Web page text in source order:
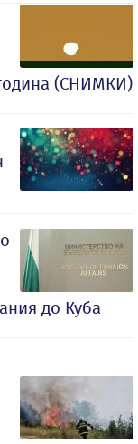
(СНИМКИ)
до Куба